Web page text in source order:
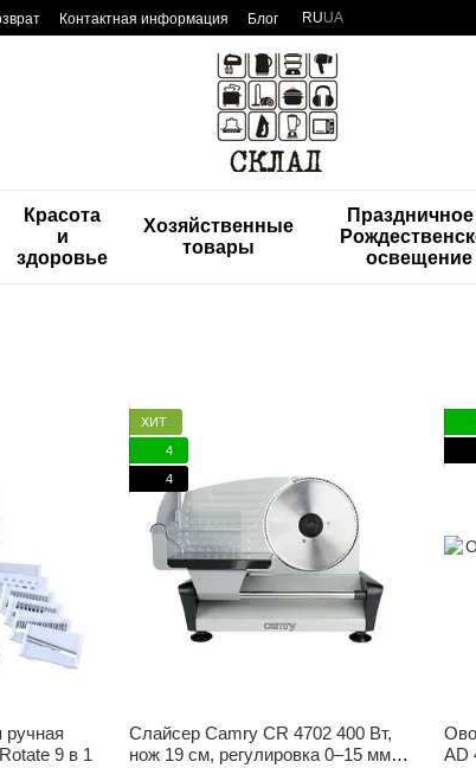
Контактная информация Блог RUUA
Красота
и
здоровье
Хозяйственные
товары
Праздничное
освещение
ручная
9 в 1
ХИТ
4
4
Слайсер Camry CR 4702 400 Вт,
нож 19 см, регулировка 0–15 мм,
AD